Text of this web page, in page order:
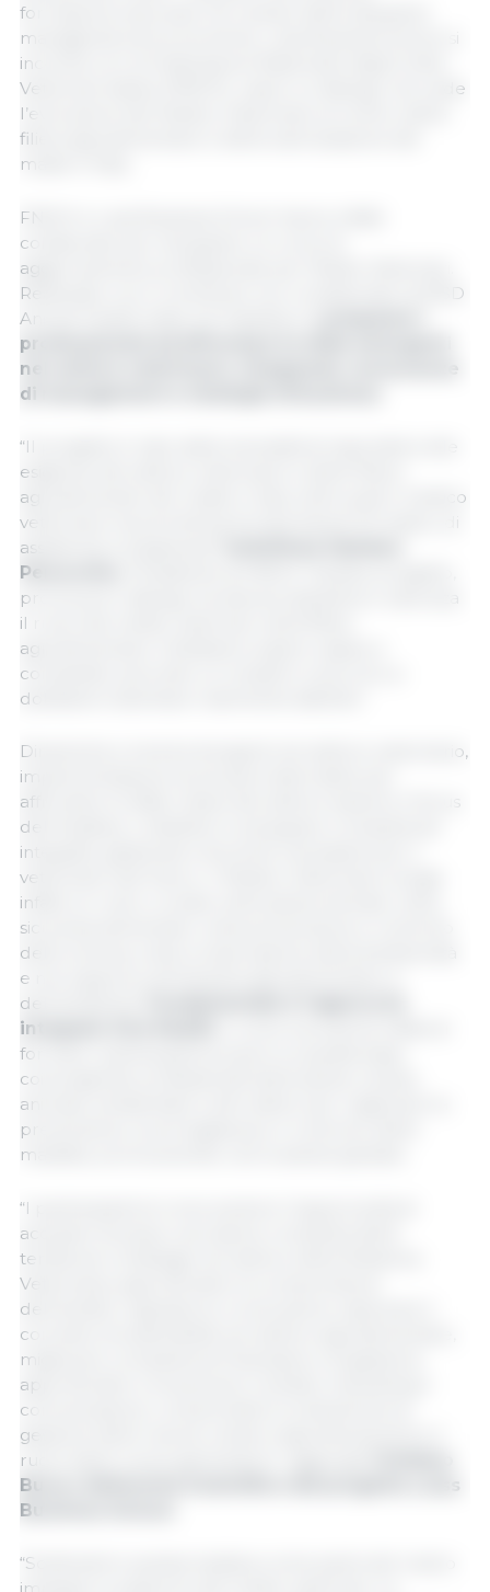
formazione executive nel campo delle discipline
manageriali ed economiche, Luiss Business School si
incontra con la Federazione Nazionale degli Ordini
Veterinari italiani (FNOVI), nasce un dialogo che vede
l’evoluzione del Medico Veterinario al centro della
filiera agroalimentare e della valorizzazione del
made in Italy.
FNOVI e Luiss Business School hanno infatti
collaborato per sviluppare un corso di
aggiornamento professionale per Medici Veterinari.
Realizzato con il contributo non condizionato di MSD
Animal Health Italia, ha l'obiettivo di
professionisti ad affrontare le sfide emergenti
nel settore veterinario, integrando conoscenze
di management e strategie di business
“Il progetto è nato dalla necessità di rispondere alle
esigenze del settore veterinario e delle filiere
agroalimentari del made in Italy nelle quali il medico
veterinario ha priorità sia di importanza, formativo, di
assistenza e di garanzia
Penocchio
promuove il dialogo tra diverse discipline e valorizza
il ruolo dei medici veterinari nella filiera
agroalimentare. Dobbiamo essere capaci e
competitivi, secondo un modello nuovo di cui
dobbiamo diventare realmente distintivi”.
Dinamiche e trend emergenti nel settore veterinario,
implementazione di soluzioni alternative per
affrontare le sfide chiave del settore saranno il focus
dell’iniziativa. L'obiettivo è sviluppare competenze
integrate, gestionali e tecniche necessarie per il
veterinario del futuro. Il Medico Veterinario svolge
infatti un ruolo cruciale nella salute animale, nella
sicurezza alimentare, nella prevenzione e controllo
delle zoonosi, nella conservazione della biodiversità
e nel supporto all'industria agroalimentare, e
dell’ambiente.
integrato One Health
formare i partecipanti proprio su questa base,
coinvolgendo professionisti della salute umana,
animale, ambientale e altri settori per migliorare la
prevenzione, la sorveglianza e il controllo delle
malattie, promuovendo così la salute globale.
“I partecipanti al corso avranno l'opportunità di
acquisire dunque una visione completa delle
tendenze e strategie nel settore della Medicina
Veterinaria, approfondire la comprensione
dell'ambito regolatorio in evoluzione, esplorare il
concetto di sostenibilità nel settore agroalimentare,
migliorare competenze finanziarie e di gestione,
approfondire conoscenze in ambito marketing e
comunicazione, comprendere le dinamiche di
gestione delle risorse umane negli allevamenti e il
ruolo delle nuove generazioni”, aggiunge
Busco, Referente Scientifico del progetto Luiss
Business School.
“Sosteniamo questa iniziativa come parte del nostro